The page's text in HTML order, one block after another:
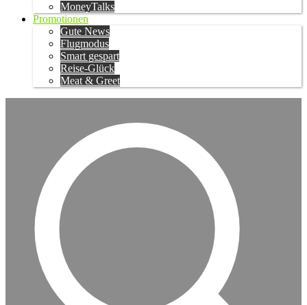
MoneyTalks
Promotionen
Gute News
Flugmodus
Smart gespart
Reise-Glück
Meat & Greet